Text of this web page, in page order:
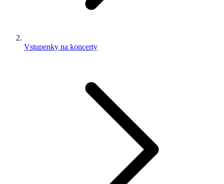
Vstupenky na koncerty